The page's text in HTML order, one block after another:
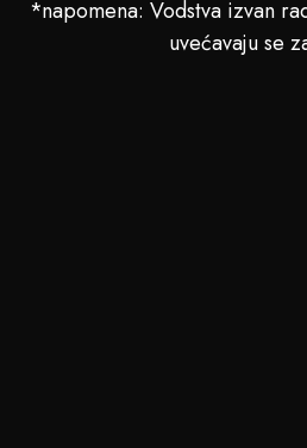
*napomena: Vodstva izvan
uvećavaju se